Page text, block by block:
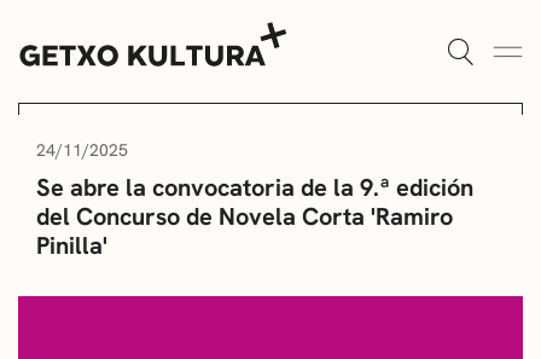
AGENDA
MUXIKEBARRI
CONTACTO
AULAS DE CULTURA
ALGORTA
ROMO
24/11/2025
Se abre la convocatoria de la 9.ª edición
del Concurso de Novela Corta 'Ramiro
Pinilla'